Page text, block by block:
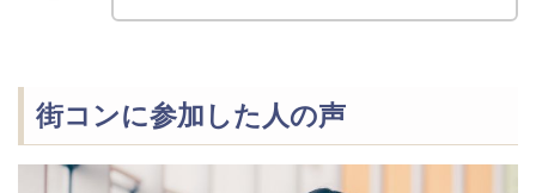
街コンに参加した人の声